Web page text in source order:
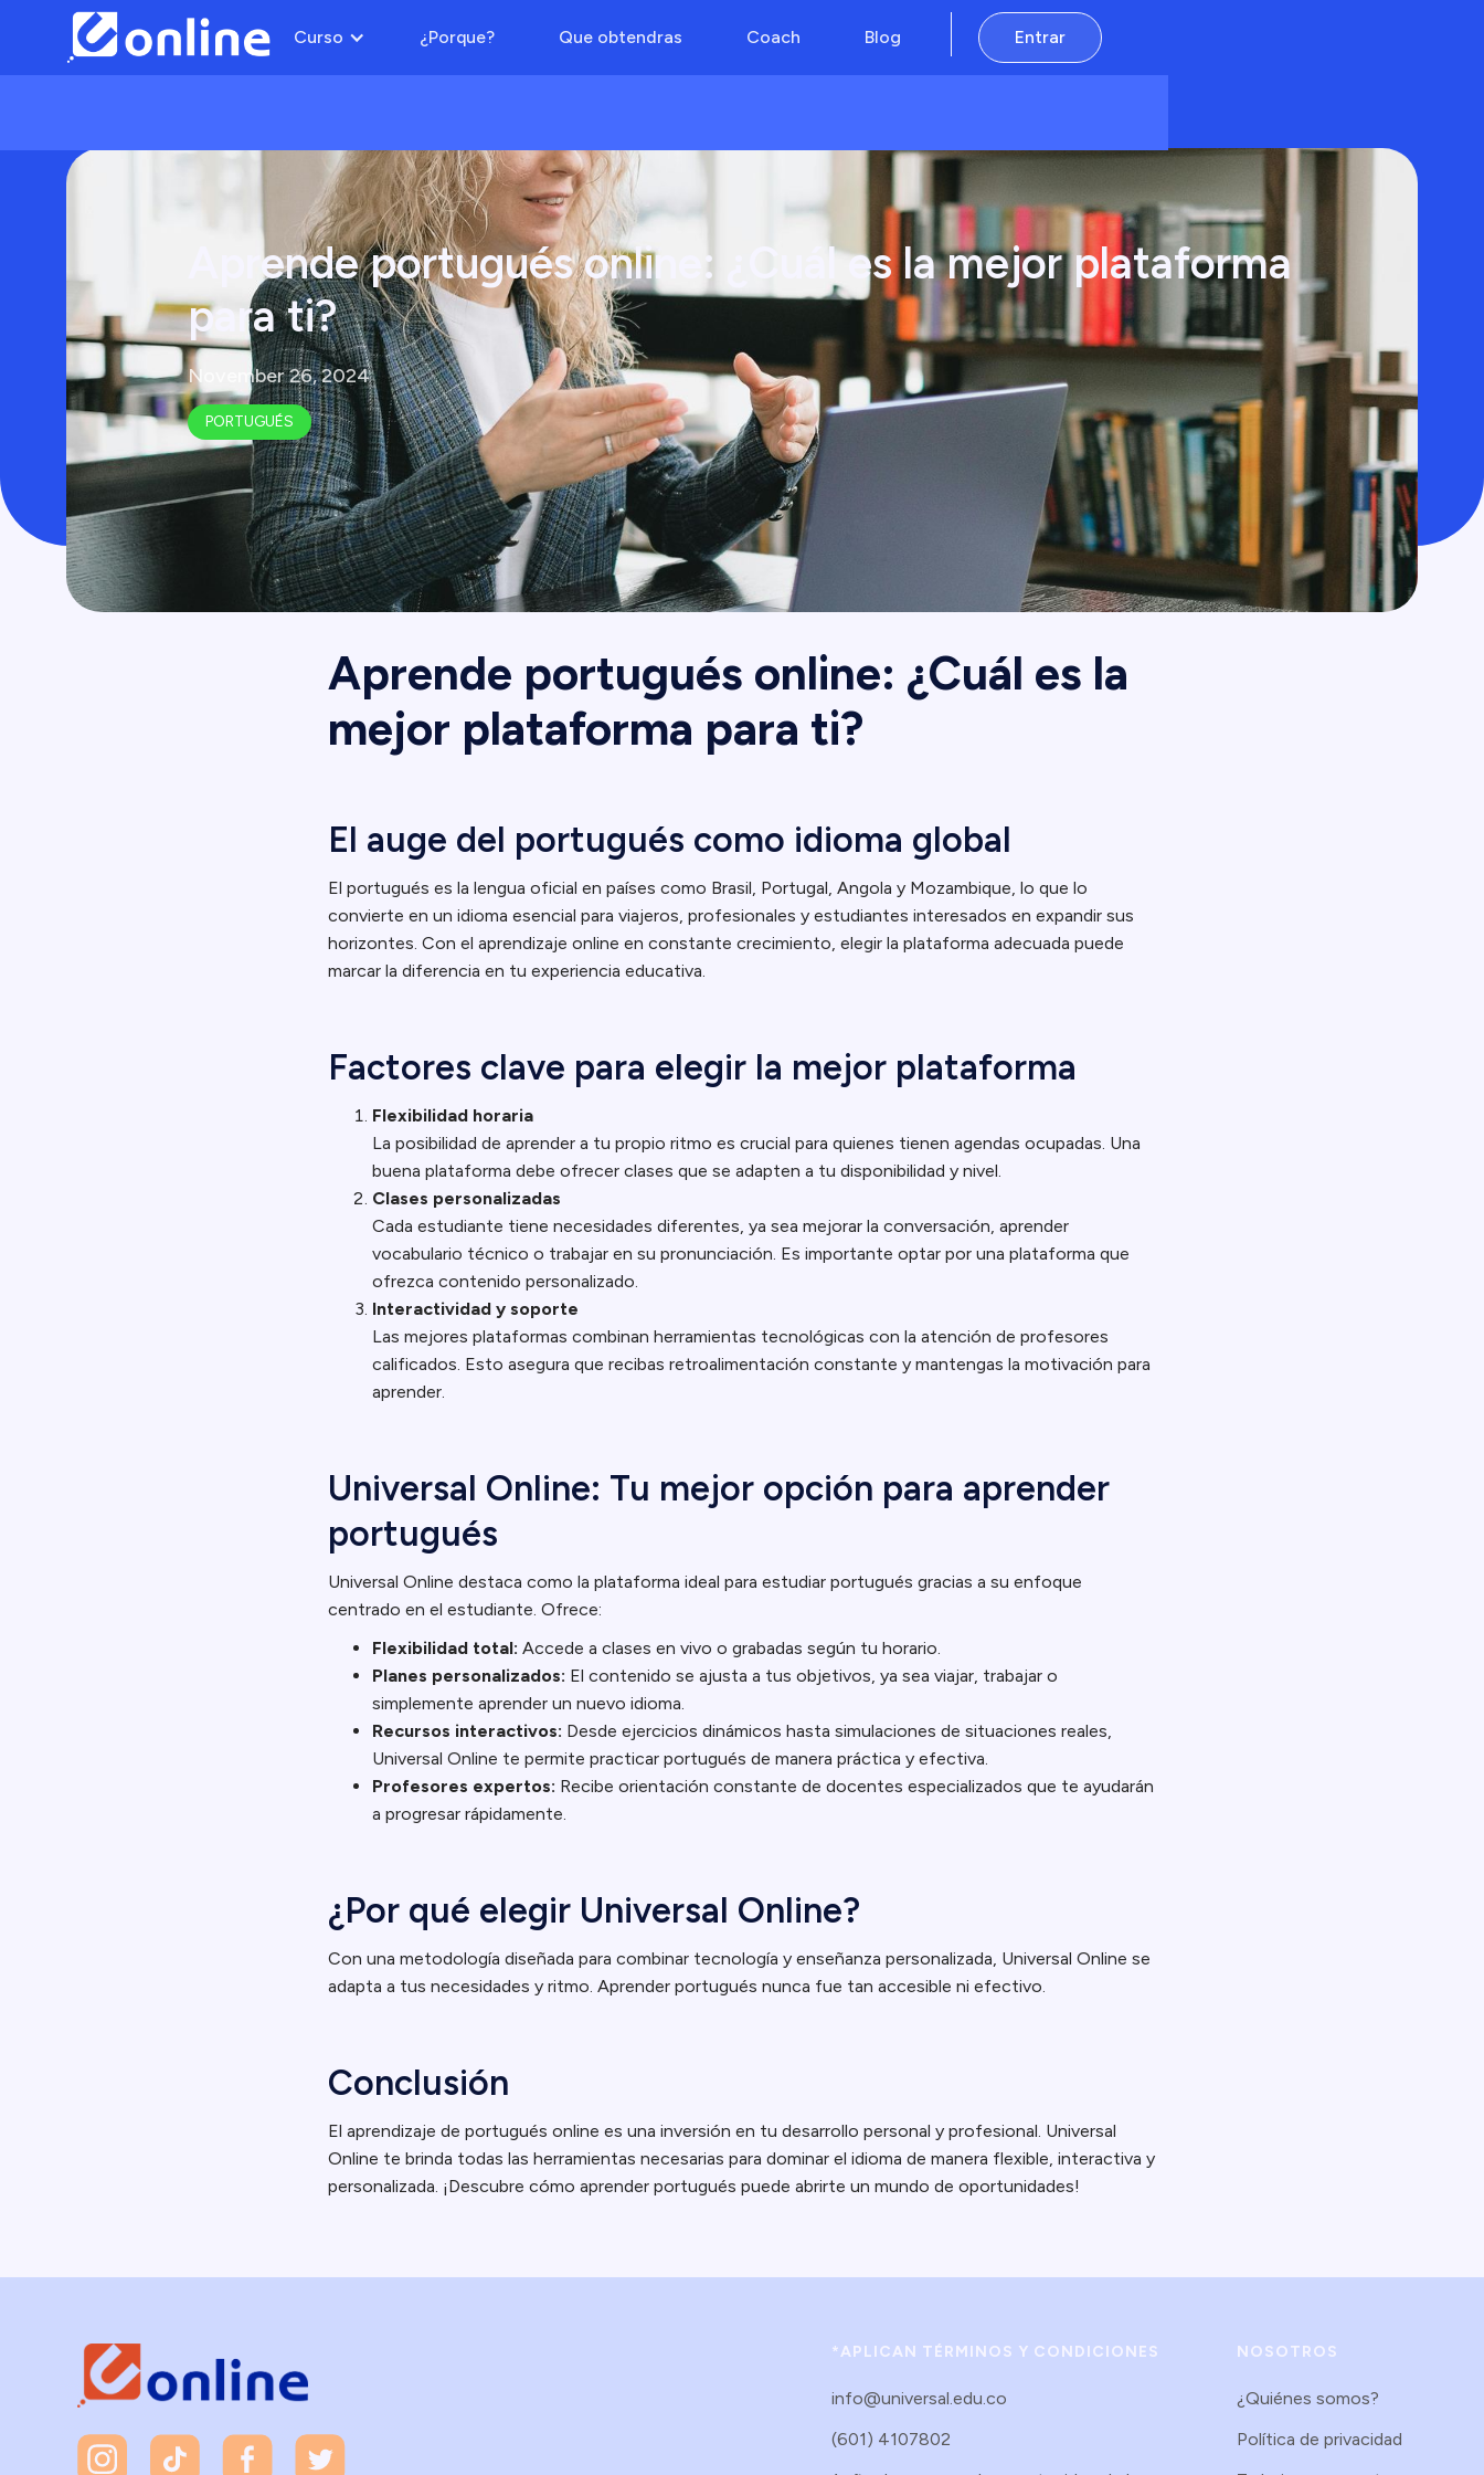
Curso ¿Porque? Que obtendras Coach Blog Entrar
Aprende portugués online: ¿Cuál es la mejor plataforma
para ti?
November 26, 2024
PORTUGUÉS
Aprende portugués online: ¿Cuál es la
mejor plataforma para ti?
El auge del portugués como idioma global
El portugués es la lengua oficial en países como Brasil, Portugal, Angola y Mozambique, lo que lo
convierte en un idioma esencial para viajeros, profesionales y estudiantes interesados en expandir sus
horizontes. Con el aprendizaje online en constante crecimiento, elegir la plataforma adecuada puede
marcar la diferencia en tu experiencia educativa.
Factores clave para elegir la mejor plataforma
Flexibilidad horaria
La posibilidad de aprender a tu propio ritmo es crucial para quienes tienen agendas ocupadas. Una
buena plataforma debe ofrecer clases que se adapten a tu disponibilidad y nivel.
Clases personalizadas
Cada estudiante tiene necesidades diferentes, ya sea mejorar la conversación, aprender
vocabulario técnico o trabajar en su pronunciación. Es importante optar por una plataforma que
ofrezca contenido personalizado.
Interactividad y soporte
Las mejores plataformas combinan herramientas tecnológicas con la atención de profesores
calificados. Esto asegura que recibas retroalimentación constante y mantengas la motivación para
aprender.
Universal Online: Tu mejor opción para aprender
portugués
Universal Online destaca como la plataforma ideal para estudiar portugués gracias a su enfoque
centrado en el estudiante. Ofrece:
Flexibilidad total: Accede a clases en vivo o grabadas según tu horario.
Planes personalizados: El contenido se ajusta a tus objetivos, ya sea viajar, trabajar o
simplemente aprender un nuevo idioma.
Recursos interactivos: Desde ejercicios dinámicos hasta simulaciones de situaciones reales,
Universal Online te permite practicar portugués de manera práctica y efectiva.
Profesores expertos: Recibe orientación constante de docentes especializados que te ayudarán
a progresar rápidamente.
¿Por qué elegir Universal Online?
Con una metodología diseñada para combinar tecnología y enseñanza personalizada, Universal Online se
adapta a tus necesidades y ritmo. Aprender portugués nunca fue tan accesible ni efectivo.
Conclusión
El aprendizaje de portugués online es una inversión en tu desarrollo personal y profesional. Universal
Online te brinda todas las herramientas necesarias para dominar el idioma de manera flexible, interactiva y
personalizada. ¡Descubre cómo aprender portugués puede abrirte un mundo de oportunidades!
*APLICAN TÉRMINOS Y CONDICIONES
info@universal.edu.co
(601) 4107802
NOSOTROS
¿Quiénes somos?
Política de privacidad